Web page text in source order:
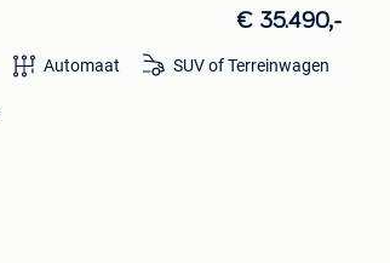
€ 35.490,-
Automaat SUV of Terreinwagen